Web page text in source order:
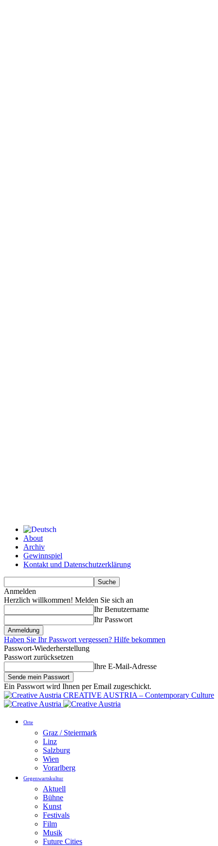
About
Archiv
Gewinnspiel
Kontakt und Datenschutzerklärung
Anmelden
Herzlich willkommen! Melden Sie sich an
Ihr Benutzername
Ihr Passwort
Haben Sie Ihr Passwort vergessen? Hilfe bekommen
Passwort-Wiederherstellung
Passwort zurücksetzen
Ihre E-Mail-Adresse
Ein Passwort wird Ihnen per Email zugeschickt.
CREATIVE AUSTRIA – Contemporary Culture
Orte
Graz / Steiermark
Linz
Salzburg
Wien
Vorarlberg
Gegenwartskultur
Aktuell
Bühne
Kunst
Festivals
Film
Musik
Future Cities